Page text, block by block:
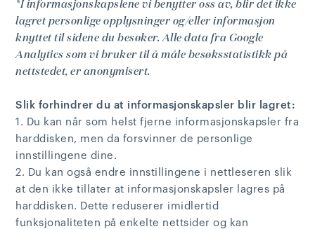
*I informasjonskapslene vi benytter oss av, blir det ikke
lagret personlige opplysninger og/eller informasjon
knyttet til sidene du besøker. Alle data fra Google
Analytics som vi bruker til å måle besøksstatistikk på
nettstedet, er anonymisert.
Slik forhindrer du at informasjonskapsler blir lagret:
1. Du kan når som helst fjerne informasjonskapsler fra
harddisken, men da forsvinner de personlige
innstillingene dine.
2. Du kan også endre innstillingene i nettleseren slik
at den ikke tillater at informasjonskapsler lagres på
harddisken. Dette reduserer imidlertid
funksjonaliteten på enkelte nettsider og kan